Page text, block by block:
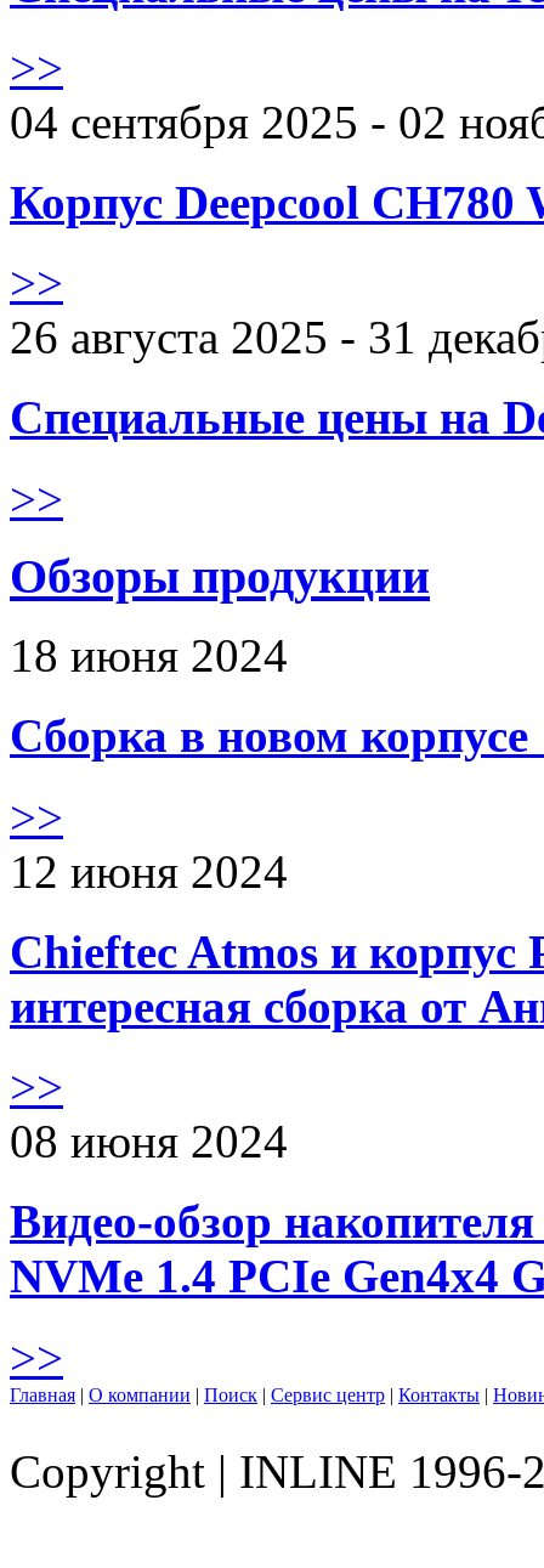
>>
04 сентября 2025 - 02
Корпус Deepcool CH780
>>
26 августа 2025 - 31
Специальные цены на
>>
Обзоры продукции
18 июня 2024
Сборка в новом
>>
12 июня 2024
Chieftec Atmos и корпус
интересная сборка от
>>
08 июня 2024
Видео-обзор
NVMe 1.4 PCIe Gen4х4
>>
Главная | О компании | Поиск | Сервис центр | Контакты |
Copyright | INLINE 1996-